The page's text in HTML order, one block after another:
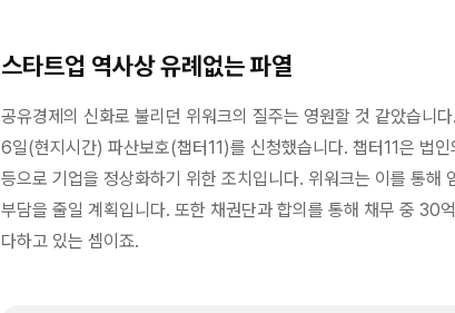
스타트업 역사상 유례없는 파열
공유경제의 신화로 불리던 위워크의 질주는 영원할 것 같았습니
6일(현지시간) 파산보호(챕터11)를 신청했습니다. 챕터11은 법
등으로 기업을 정상화하기 위한 조치입니다. 위워크는 이를 통
부담을 줄일 계획입니다. 또한 채권단과 합의를 통해 채무 중 30
다하고 있는 셈이죠.